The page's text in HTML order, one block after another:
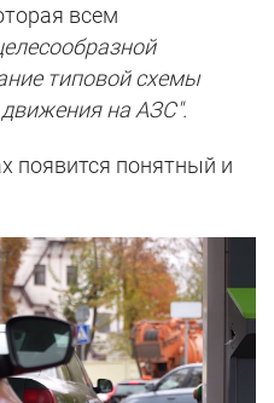
всем
типовой схемы
на АЗС".
появится понятный и